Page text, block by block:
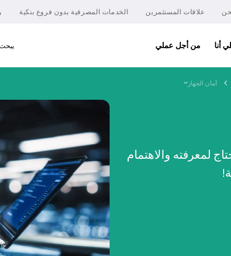
علاقات المستثمرين الخدمات المصرفية بدون فروع بنكية
أنا من أجل عملي يبحث
شركات
بطاقة بزنس بلاس
أمان الجهاز
لمعرفته والاهتمام